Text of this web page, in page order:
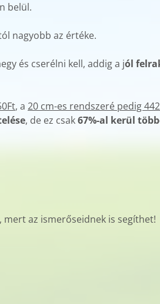
belül.
nagyobb az értéke.
és cserélni kell, addig a jól
, a 20 cm-es rendszeré pedig
, de ez csak67%-al kerül
mert az ismerőseidnek is segíthet!